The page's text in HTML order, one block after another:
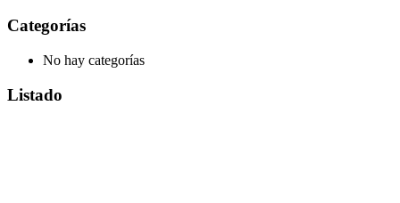
Categorías
No hay categorías
Listado